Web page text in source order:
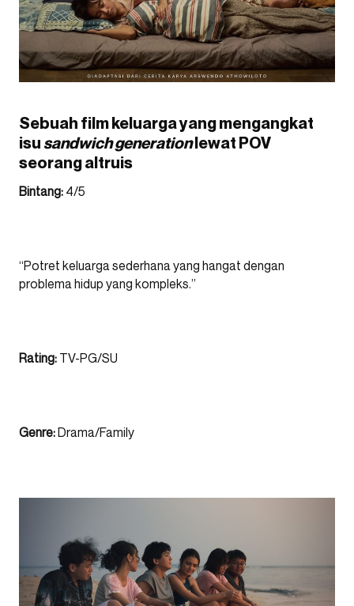
Sebuah film keluarga yang mengangkat
isu sandwich generationlewat POV
seorang altruis
Bintang: 4/5
“Potret keluarga sederhana yang hangat dengan
problema hidup yang kompleks.”
Rating: TV-PG/SU
Genre:Drama/Family